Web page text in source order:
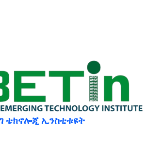
ቴክኖሎጂ ኢንስቲቱዩት